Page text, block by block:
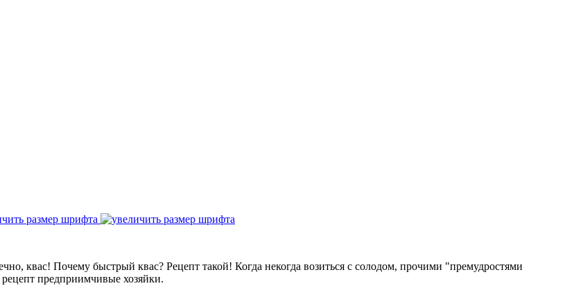
размер шрифта
квас! Почему быстрый квас? Рецепт такой! Когда некогда возиться с солодом, прочими "премудростями
предприимчивые хозяйки.